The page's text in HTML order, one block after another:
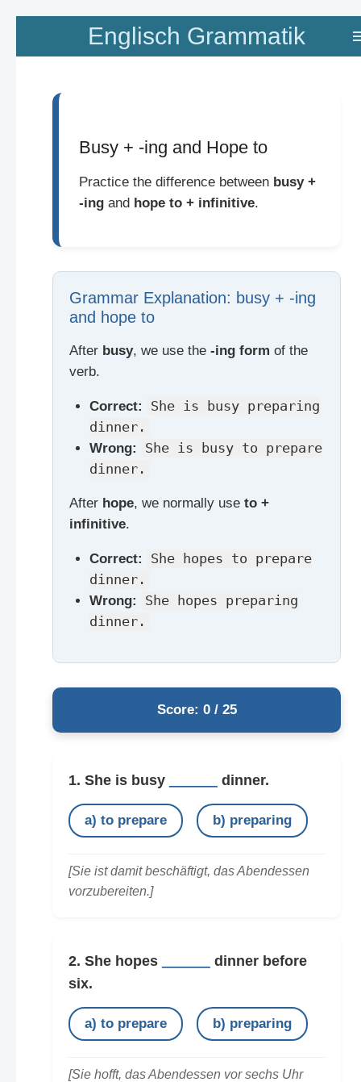
Zum
springen
Englisch Grammatik
Busy + -ing and Hope to
Practice the difference between busy +
-ingand hope to + infinitive.
Grammar Explanation: busy + -ing
and hope to
After busy, we use the -ing form of the
verb.
Correct:
She is busy preparing
dinner.
Wrong:
She is busy to prepare
dinner.
After hope, we normally use to +
infinitive.
Correct:
She hopes to prepare
dinner.
Wrong:
She hopes preparing
dinner.
Score: 0 / 25
1. She is busy dinner.
a) to prepare b) preparing
[Sie ist damit beschäftigt, das Abendessen
vorzubereiten.]
2. She hopes
dinner before
six.
a) to prepare b) preparing
[Sie hofft, das Abendessen vor sechs Uhr